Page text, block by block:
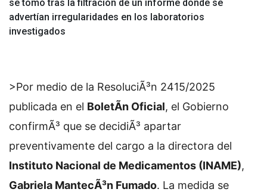
se tomó tras la filtración de un informe donde se
advertían irregularidades en los laboratorios
investigados
>Por medio de la ResoluciÃ³n 2415/2025
publicada en el BoletÃ­n Oficial, el Gobierno
confirmÃ³ que se decidiÃ³ apartar
preventivamente del cargo a la directora del
Instituto Nacional de Medicamentos (INAME),
Gabriela MantecÃ³n Fumado. La medida se